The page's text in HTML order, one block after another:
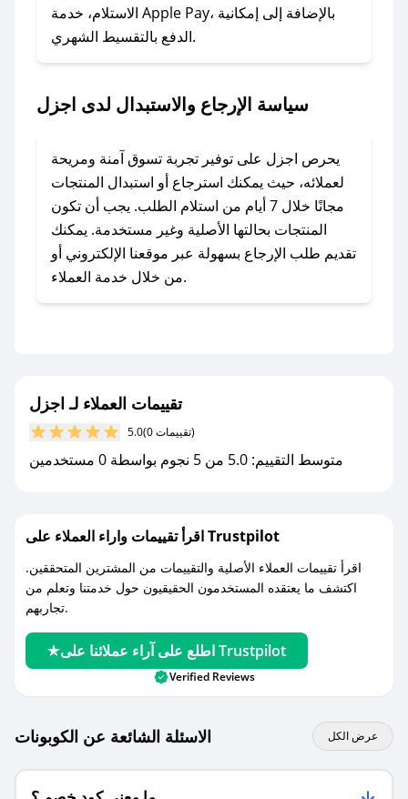
### ماذا أفعل إذا لم أجد كود خصم لمتجري
المفضل؟
في حال عدم توفر كوبونات لمتجرك المفضل، يمكنك
أسرع وقت ممكن.
### كيف تحصل على كوبونات خصم حصرية من
اجزل؟
للحصول على كوبونات وخصومات حصرية، قم بما
يلي:
- اضغط على أيقونة متابعة لمتجر اجزل في تطبيق
صحصح.
مع صحصح، تسوق بذكاء ووفّر على كل مشترياتك مع
الاستلام، خدمة Apple Pay، بالإضافة إلى إمكانية
الدفع بالتقسيط الشهري.
سياسة الإرجاع والاستبدال لدى اجزل
يحرص اجزل على توفير تجربة تسوق آمنة ومريحة
لعملائه، حيث يمكنك استرجاع أو استبدال المنتجات
مجانًا خلال 7 أيام من استلام الطلب. يجب أن تكون
المنتجات بحالتها الأصلية وغير مستخدمة. يمكنك
تقديم طلب الإرجاع بسهولة عبر موقعنا الإلكتروني أو
من خلال خدمة العملاء.
تقييمات العملاء لـ اجزل
5.0 (0 تقييمات)
متوسط التقييم: 5.0 من 5 نجوم بواسطة 0 مستخدمين
اقرأ تقييمات واراء العملاء على Trustpilot
اقرأ تقييمات العملاء الأصلية والتقييمات من المشترين المتحققين.
اكتشف ما يعتقده المستخدمون الحقيقيون حول خدمتنا وتعلم من
تجاربهم.
اطلع على آراء عملائنا على Trustpilot
Verified Reviews
الاسئلة الشائعة عن الكوبونات عرض الكل